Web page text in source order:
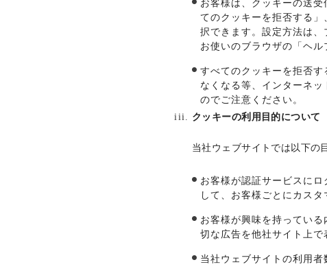
お客様は、クッキーの送
てのクッキーを拒否する
択できます。設定方法は、
お使いのブラウザの「ヘル
すべてのクッキーを拒否
なくなる等、インターネ
のでご注意ください。
クッキーの利用目的について
当社ウェブサイトでは以下の
お客様が認証サービスに
して、お客様ごとにカス
お客様が興味を持ってい
切な広告を他社サイト上で
当社ウェブサイトの利用